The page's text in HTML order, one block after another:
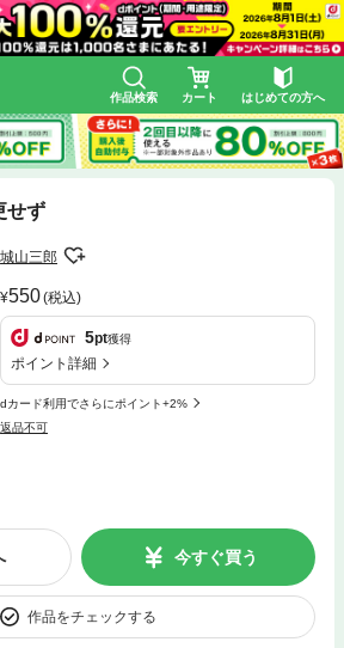
作品検索 カート はじめての方へ
せず
城山三郎
550(税込)
5pt獲得
ポイント詳細
dカード利用でさらにポイント+2%
返品不可
今すぐ買う
作品をチェックする